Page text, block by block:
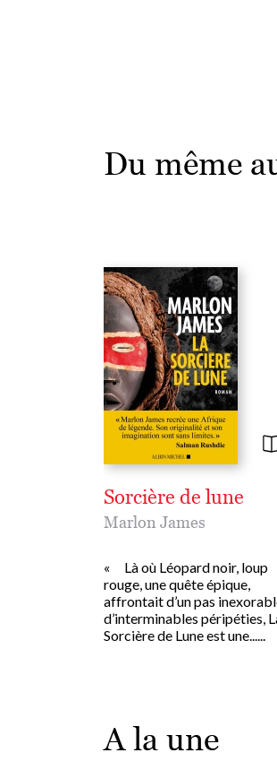
Du même
Sorcière de lune
Marlon James
« Là où Léopard noir, loup
rouge, une quête épique,
affrontait d’un pas
d’interminables péripéties,
Sorcière de Lune est une......
A la une